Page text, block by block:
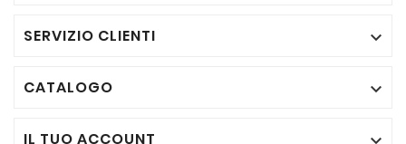
SERVIZIO CLIENTI 
CATALOGO 
IL TUO ACCOUNT